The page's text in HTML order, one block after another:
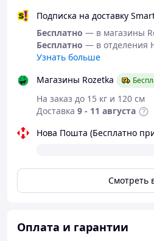
Подписка на доставку
Бесплатно — в магазины
Бесплатно — в отделения
Узнать больше
Магазины Rozetka
На заказ до 15 кг и 120 см
Доставка 9 - 11 августа
Нова Пошта (Бесплатно
Смотреть
Оплата и гарантии